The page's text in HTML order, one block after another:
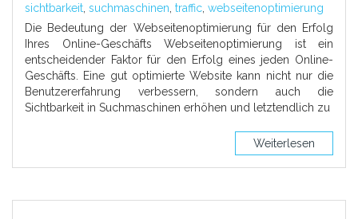
sichtbarkeit suchmaschinen traffic webseitenoptimierung
Die Bedeutung der Webseitenoptimierung für den Erfolg
Ihres Online-Geschäfts Webseitenoptimierung ist ein
entscheidender Faktor für den Erfolg eines jeden Online-
Geschäfts. Eine gut optimierte Website kann nicht nur die
Benutzererfahrung verbessern, sondern auch die
Sichtbarkeit in Suchmaschinen erhöhen und letztendlich zu
Weiterlesen